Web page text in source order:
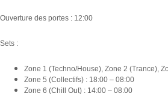
Ouverture des portes : 12:00
Sets :
Zone 1 (Techno/House), Zone 2 (Trance),
Zone 5 (Collectifs) : 18:00 – 08:00
Zone 6 (Chill Out) : 14:00 – 08:00